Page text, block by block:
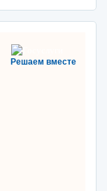
Решаем вместе